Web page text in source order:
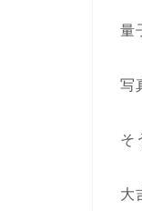
量
写
そ
大